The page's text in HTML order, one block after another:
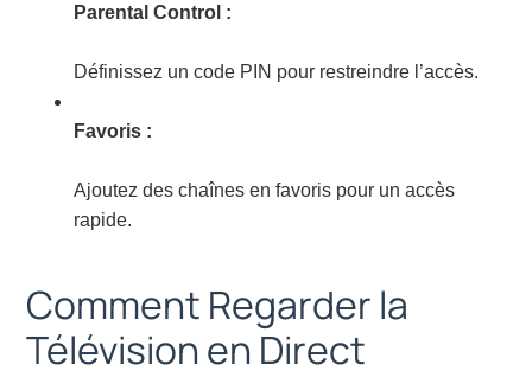
Parental Control :
Définissez un code PIN pour restreindre l’accès.
Favoris :
Ajoutez des chaînes en favoris pour un accès
rapide.
Comment Regarder la
Télévision en Direct